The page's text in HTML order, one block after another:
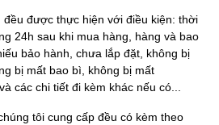
được thực hiện với điều kiện: thời
24h sau khi mua hàng, hàng và bao
bảo hành, chưa lắp đặt, không bị
bị mất bao bì, không bị mất
các chi tiết đi kèm khác nếu có...
tôi cung cấp đều có kèm theo